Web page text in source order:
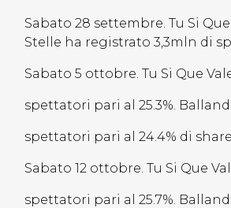
Sabato 28 settembre. Tu Si
Stelle ha registrato 3,3mln di
Sabato 5 ottobre. Tu Si Que
spettatori pari al 25.3%.
spettatori pari al 24.4% di
Sabato 12 ottobre. Tu Si Que
spettatori pari al 25.7%.